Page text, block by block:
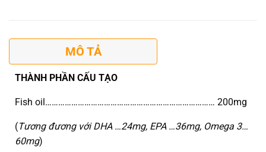
MÔ TẢ
THÀNH PHẦN CẤU TẠO
Fish oil…………………………………………………………………… 200mg
(Tương đương với DHA …24mg, EPA …36mg, Omega 3…
60mg)